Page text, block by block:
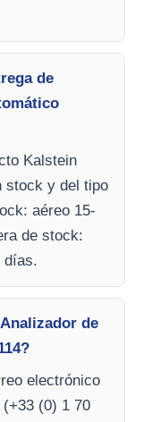
de
Kalstein
stock y del tipo
aéreo 15-
de stock:
días.
de
electrónico
(0) 1 70